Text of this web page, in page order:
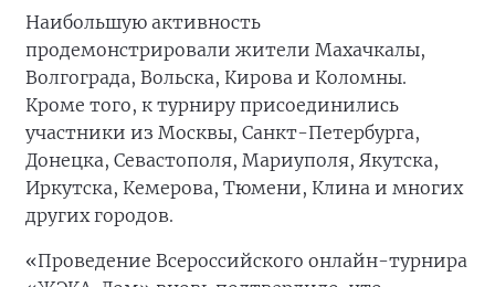
Наибольшую активность
продемонстрировали жители Махачкалы,
Волгограда, Вольска, Кирова и Коломны.
Кроме того, к турниру присоединились
участники из Москвы, Санкт-Петербурга,
Донецка, Севастополя, Мариуполя, Якутска,
Иркутска, Кемерова, Тюмени, Клина и многих
других городов.
«Проведение Всероссийского онлайн-турнира